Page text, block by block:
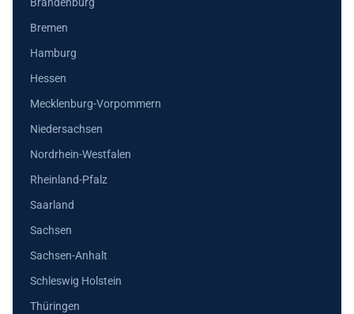
Bremen
Hamburg
Hessen
Mecklenburg-Vorpommern
Niedersachsen
Nordrhein-Westfalen
Rheinland-Pfalz
Saarland
Sachsen
Sachsen-Anhalt
Schleswig Holstein
Thüringen